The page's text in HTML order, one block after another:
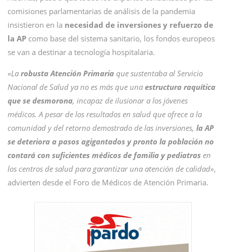
comisiones parlamentarias de análisis de la pandemia
insistieron en la necesidad de inversiones y refuerzo de
la AP como base del sistema sanitario, los fondos europeos
se van a destinar a tecnología hospitalaria.
«La robusta Atención Primaria que sustentaba al Servicio
Nacional de Salud ya no es más que una estructura raquítica
que se desmorona, incapaz de ilusionar a los jóvenes
médicos. A pesar de los resultados en salud que ofrece a la
comunidad y del retorno demostrado de las inversiones, la AP
se deteriora a pasos agigantados y pronto la población no
contará con suficientes médicos de familia y pediatras en
los centros de salud para garantizar una atención de calidad»,
advierten desde el Foro de Médicos de Atención Primaria.